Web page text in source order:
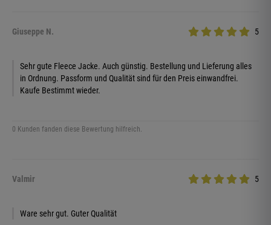
Giuseppe N. 5
Sehr gute Fleece Jacke. Auch günstig. Bestellung und Lieferung alles
in Ordnung. Passform und Qualität sind für den Preis einwandfrei.
Kaufe Bestimmt wieder.
0 Kunden fanden diese Bewertung hilfreich.
Valmir 5
Ware sehr gut. Guter Qualität